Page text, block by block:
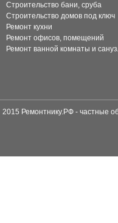
Строительство бани, сруба
Строительство домов под ключ
Ремонт кухни
Ремонт офисов, помещений
Ремонт ванной комнаты и
2015 Ремонтнику.РФ - частные